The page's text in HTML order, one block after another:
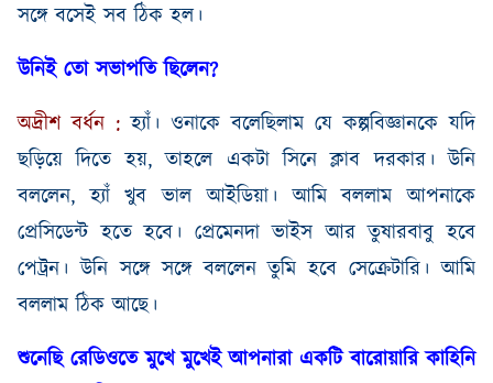
সঙ্গে বসেই সব ঠিক হল।
উনিই তো সভাপতি ছিলেন?
অদ্রীশ বর্ধন : হ্যাঁ। ওনাকে বলেছিলাম যে কল্পবিজ্ঞানকে যদি
ছড়িয়ে দিতে হয়,তাহলে একটা সিনে ক্লাব দরকার। উনি
বললেন,হ্যাঁ খুব ভাল আইডিয়া। আমি বললাম আপনাকে
প্রেসিডেন্ট হতে হবে। প্রেমেনদা ভাইস আর তুষারবাবু হবে
পেট্রন। উনি সঙ্গে সঙ্গে বললেন তুমি হবে সেক্রেটারি। আমি
বললাম ঠিক আছে।
শুনেছি রেডিওতে মুখে মুখেই আপনারা একটি বারোয়ারি কাহিনি